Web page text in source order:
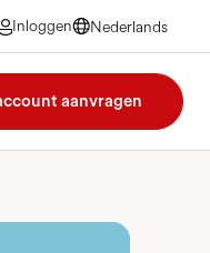
Inloggen
Nederlands
Nederlands
Nederlands
aanvragen